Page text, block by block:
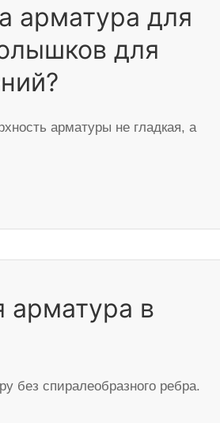
арматура для
для
арматуры не гладкая, а
арматура в
без спиралеобразного ребра.